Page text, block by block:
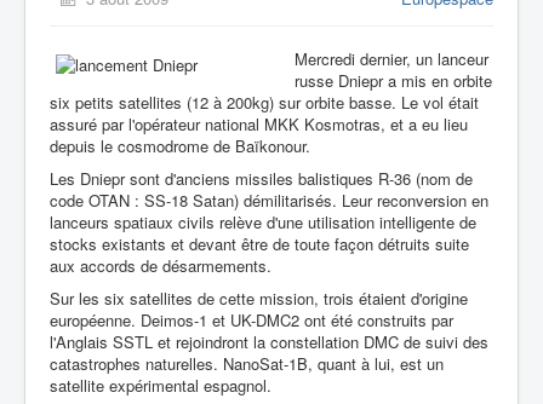
Mercredi dernier, un lanceur
russe Dniepr a mis en orbite
six petits satellites (12 à 200kg) sur orbite basse. Le vol était
assuré par l'opérateur national MKK Kosmotras, et a eu lieu
depuis le cosmodrome de Baïkonour.
Les Dniepr sont d'anciens missiles balistiques R-36 (nom de
code OTAN : SS-18 Satan) démilitarisés. Leur reconversion en
lanceurs spatiaux civils relève d'une utilisation intelligente de
stocks existants et devant être de toute façon détruits suite
aux accords de désarmements.
Sur les six satellites de cette mission, trois étaient d'origine
européenne. Deimos-1 et UK-DMC2 ont été construits par
l'Anglais SSTL et rejoindront la constellation DMC de suivi des
catastrophes naturelles. NanoSat-1B, quant à lui, est un
satellite expérimental espagnol.